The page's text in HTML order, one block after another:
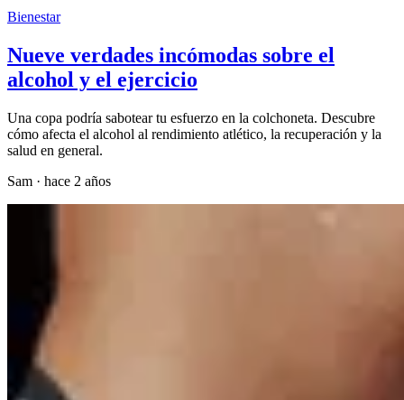
Bienestar
Nueve verdades incómodas sobre el
alcohol y el ejercicio
Una copa podría sabotear tu esfuerzo en la colchoneta. Descubre
cómo afecta el alcohol al rendimiento atlético, la recuperación y la
salud en general.
Sam · hace 2 años